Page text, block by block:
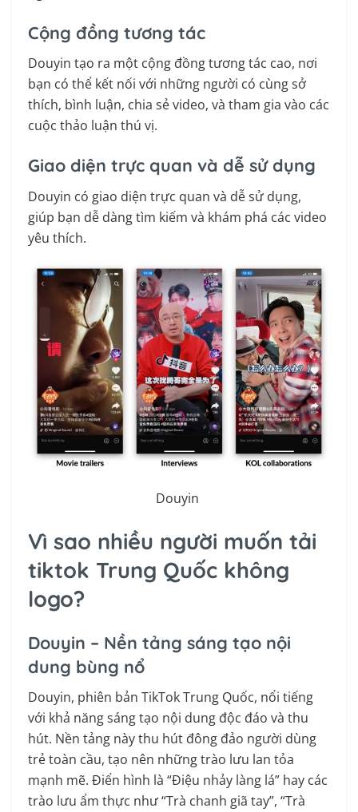
Cộng đồng tương tác
Douyin tạo ra một cộng đồng tương tác cao, nơi
bạn có thể kết nối với những người có cùng sở
thích, bình luận, chia sẻ video, và tham gia vào các
cuộc thảo luận thú vị.
Giao diện trực quan và dễ sử dụng
Douyin có giao diện trực quan và dễ sử dụng,
giúp bạn dễ dàng tìm kiếm và khám phá các video
yêu thích.
Douyin
Vì sao nhiều người muốn tải
tiktok Trung Quốc không
logo?
Douyin – Nền tảng sáng tạo nội
dung bùng nổ
Douyin, phiên bản TikTok Trung Quốc, nổi tiếng
với khả năng sáng tạo nội dung độc đáo và thu
hút. Nền tảng này thu hút đông đảo người dùng
trẻ toàn cầu, tạo nên những trào lưu lan tỏa
mạnh mẽ. Điển hình là “Điệu nhảy làng lá” hay các
trào lưu ẩm thực như “Trà chanh giã tay”, “Trà